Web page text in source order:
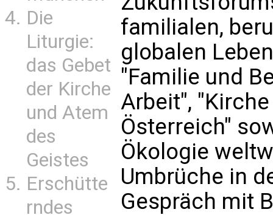
Die
Liturgie:
das Gebet
der Kirche
und Atem
des
Geistes
Erschütte
rndes
familialen,
globalen
"Familie und
Arbeit",
Österreich"
Ökologie
Umbrüche in
Gespräch mit